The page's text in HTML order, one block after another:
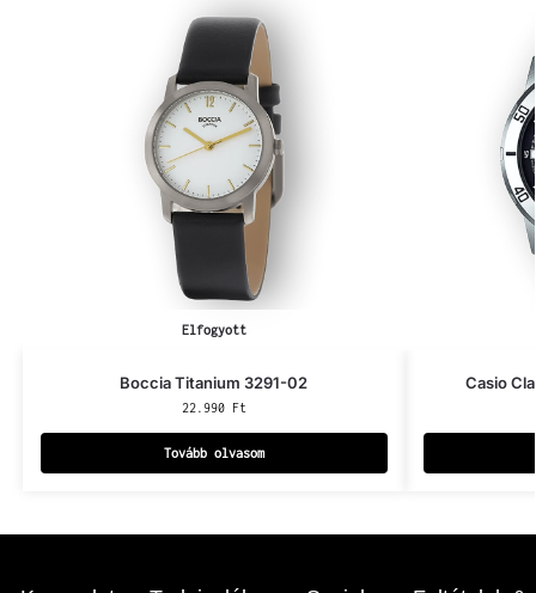
Elfogyott
Boccia Titanium 3291-02
22.990 Ft
Tovább olvasom
Casio